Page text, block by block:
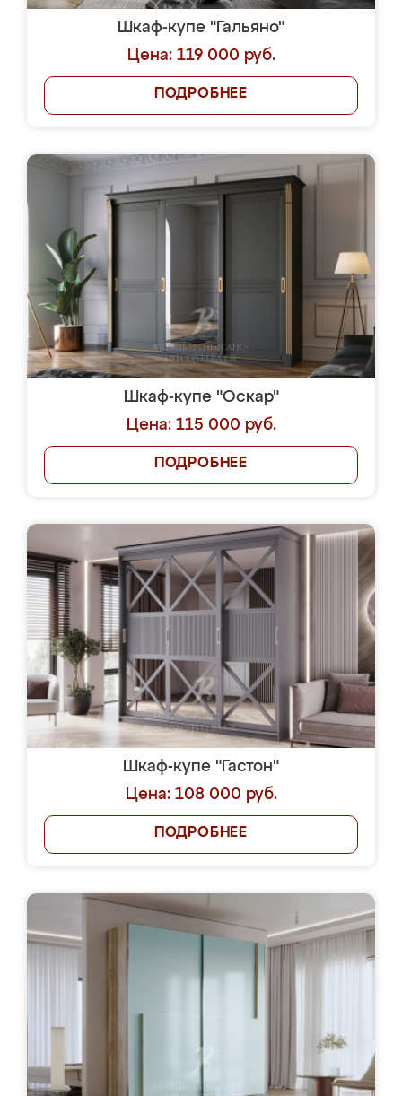
Шкаф-купе "Гальяно"
Цена: 119 000 руб.
ПОДРОБНЕЕ
Шкаф-купе "Оскар"
Цена: 115 000 руб.
ПОДРОБНЕЕ
Шкаф-купе "Гастон"
Цена: 108 000 руб.
ПОДРОБНЕЕ